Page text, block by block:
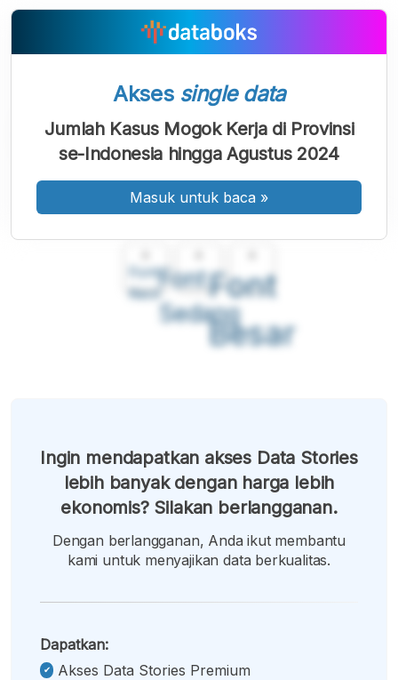
Font
Kecil
Font
Sedang
Font
Besar
Akses single data
Jumlah Kasus Mogok Kerja di Provinsi
se-Indonesia hingga Agustus 2024
Masuk untuk baca »
Ingin mendapatkan akses Data Stories
lebih banyak dengan harga lebih
ekonomis? Silakan berlangganan.
Dengan berlangganan, Anda ikut membantu
kami untuk menyajikan data berkualitas.
Dapatkan:
Akses Data Stories Premium